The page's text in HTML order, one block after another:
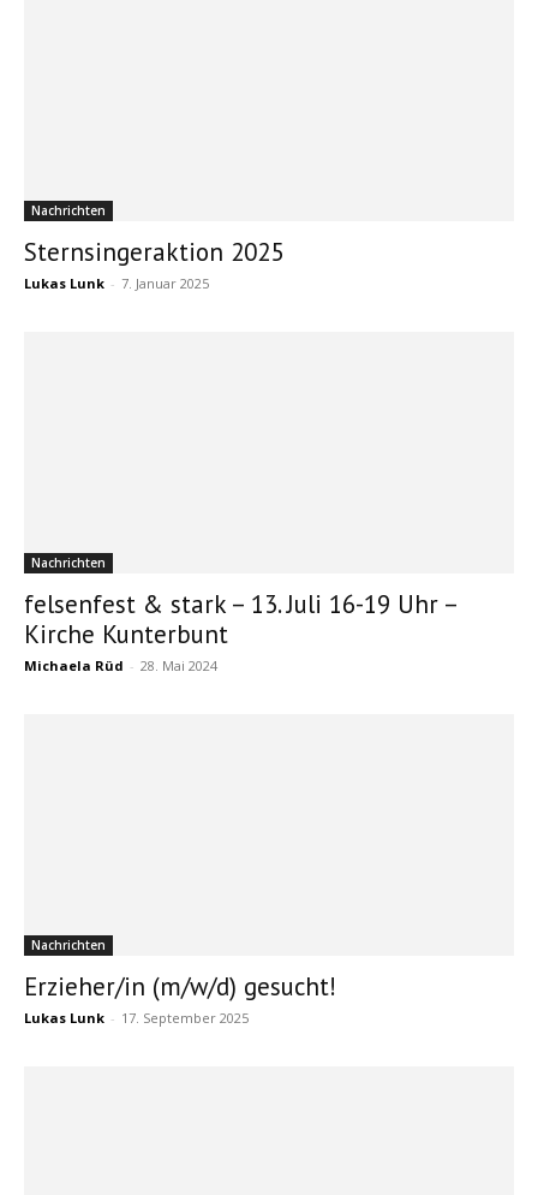
Nachrichten
Sternsingeraktion 2025
Lukas Lunk - 7. Januar 2025
Nachrichten
felsenfest & stark – 13. Juli 16-19 Uhr –
Kirche Kunterbunt
Michaela Rüd - 28. Mai 2024
Nachrichten
Erzieher/in (m/w/d) gesucht!
Lukas Lunk - 17. September 2025